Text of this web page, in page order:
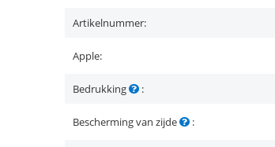
Artikelnummer:
Apple:
Bedrukking :
Bescherming van zijde :